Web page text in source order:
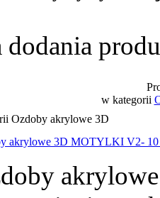
dodania
w kategorii
Ozdoby akrylowe 3D
akrylowe 3D MOTYLKI V2- 10